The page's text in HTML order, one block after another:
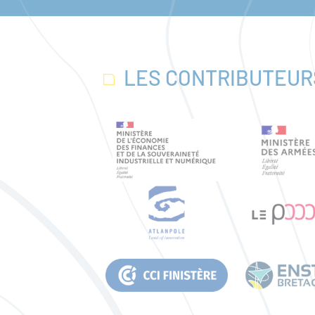
LES